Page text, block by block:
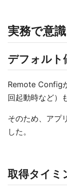
実務で意
デフォルト
Remote Config
回起動時など）
そのため、アプ
した。
取得タイミ